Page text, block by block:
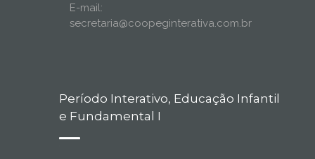
E-mail:
secretaria@coopeginterativa.com.br
Período Interativo, Educação Infantil
e Fundamental I